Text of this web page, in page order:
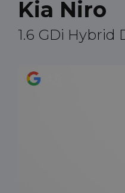
Kia Niro
1.6 GDi Hybrid